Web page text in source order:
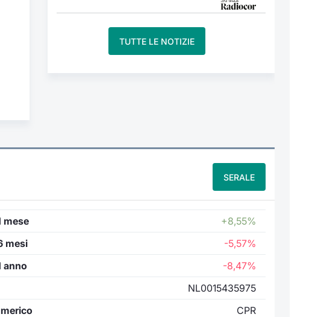
TUTTE LE NOTIZIE
SERALE
mese
+8,55%
mesi
-5,57%
anno
-8,47%
NL0015435975
CPR